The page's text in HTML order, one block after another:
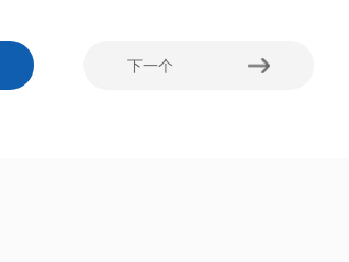
下一个